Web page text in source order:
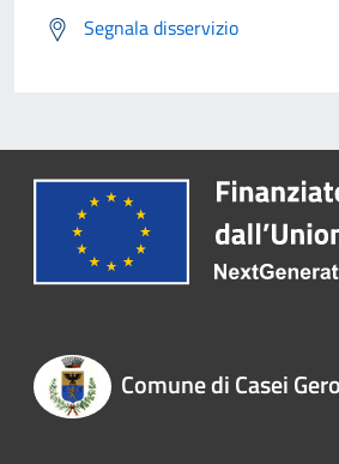
Segnala disservizio
Comune di Casei